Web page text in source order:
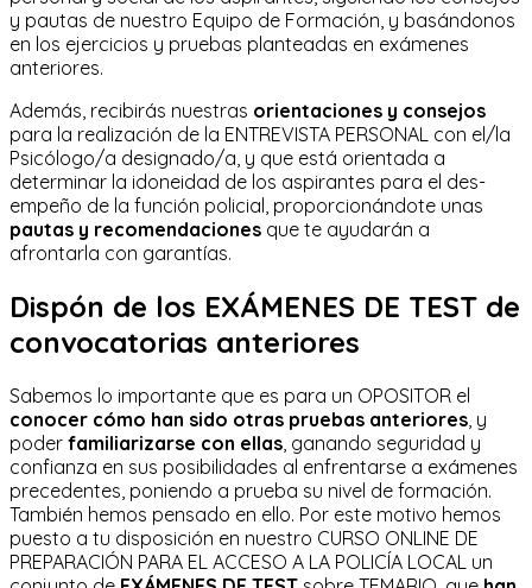
y pautas de nuestro Equipo de Formación, y basándonos
en los ejercicios y pruebas planteadas en exámenes
anteriores.
Además, recibirás nuestras orientaciones y consejos
para la realización de la ENTREVISTA PERSONAL con el/la
Psicólogo/a designado/a, y que está orientada a
determinar la idoneidad de los aspirantes para el des­
empeño de la función policial, proporcionándote unas
pautas y recomendaciones que te ayudarán a
afrontarla con garantías.
Dispón de los EXÁMENES DE TEST de
convocatorias anteriores
Sabemos lo importante que es para un OPOSITOR el
conocer cómo han sido otras pruebas anteriores , y
poder familiarizarse con ellas , ganando seguridad y
confianza en sus posibilidades al enfrentarse a exámenes
precedentes, poniendo a prueba su nivel de formación.
También hemos pensado en ello. Por este motivo hemos
puesto a tu disposición en nuestro CURSO ONLINE DE
PREPARACIÓN PARA EL ACCESO A LA POLICÍA LOCAL un